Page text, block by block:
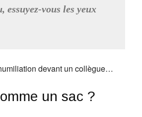
essuyez-vous les yeux
devant un collègue…
un sac ?